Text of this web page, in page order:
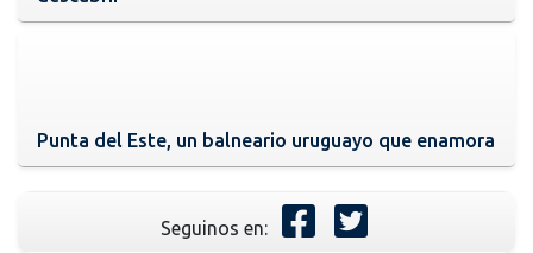
Punta del Este, un balneario uruguayo que enamora
Seguinos en: